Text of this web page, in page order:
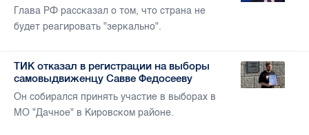
Глава РФ рассказал о том, что страна не
будет реагировать "зеркально".
ТИК отказал в регистрации на выборы
самовыдвиженцу Савве Федосееву
Он собирался принять участие в выборах в
МО "Дачное" в Кировском районе.